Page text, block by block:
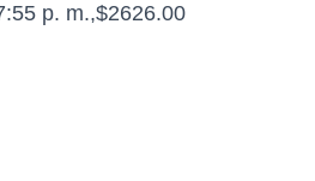
p. m.,$2626.00